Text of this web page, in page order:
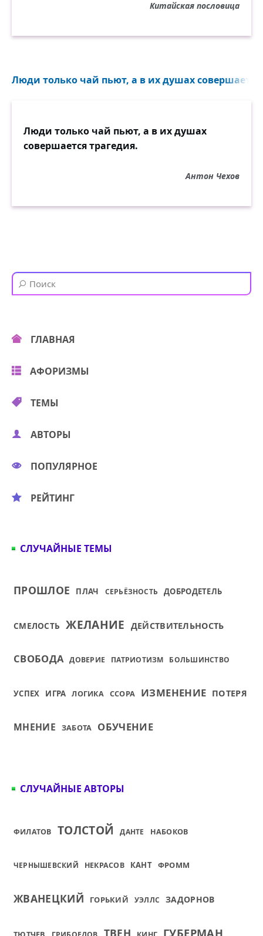
Китайская пословица
Люди только чай пьют, а в их душах совершается
Люди только чай пьют, а в их душах
совершается трагедия.
Антон Чехов
ГЛАВНАЯ
АФОРИЗМЫ
ТЕМЫ
АВТОРЫ
ПОПУЛЯРНОЕ
РЕЙТИНГ
СЛУЧАЙНЫЕ ТЕМЫ
ПРОШЛОЕ ПЛАЧ СЕРЬЁЗНОСТЬ ДОБРОДЕТЕЛЬ
СМЕЛОСТЬ ЖЕЛАНИЕ ДЕЙСТВИТЕЛЬНОСТЬ
СВОБОДА ДОВЕРИЕ ПАТРИОТИЗМ БОЛЬШИНСТВО
УСПЕХ ИГРА ЛОГИКА ССОРА ИЗМЕНЕНИЕ ПОТЕРЯ
МНЕНИЕ ЗАБОТА ОБУЧЕНИЕ
СЛУЧАЙНЫЕ АВТОРЫ
ФИЛАТОВ ТОЛСТОЙ ДАНТЕ НАБОКОВ
ЧЕРНЫШЕВСКИЙ НЕКРАСОВ КАНТ ФРОММ
ЖВАНЕЦКИЙ ГОРЬКИЙ УЭЛЛС ЗАДОРНОВ
ТВЕН ГУБЕРМАН